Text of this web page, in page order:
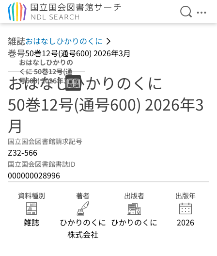
検索を
メ
雑誌おはなしひかりのくに
巻号50巻12号(通号600) 2026年3月
おはなしひかりの
くに 50巻12号(通
号600) 2026年3月
おはなしひかりのくに
50巻12号(通号600) 2026年3
月
国立国会図書館請求記号
Z32-566
国立国会図書館書誌ID
000000028996
資料種別
雑誌
著者
ひかりのくに
株式会社
出版者
ひかりのくに
出版年
2026